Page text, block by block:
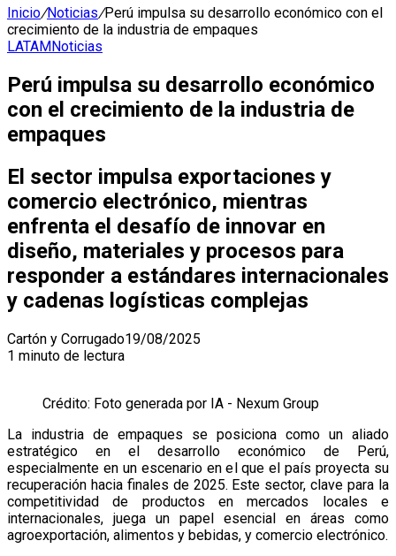
Inicio/Noticias/Perú impulsa su desarrollo económico con el
crecimiento de la industria de empaques
LATAMNoticias
Perú impulsa su desarrollo económico
con el crecimiento de la industria de
empaques
El sector impulsa exportaciones y
comercio electrónico, mientras
enfrenta el desafío de innovar en
diseño, materiales y procesos para
responder a estándares internacionales
y cadenas logísticas complejas
Cartón y Corrugado19/08/2025
1 minuto de lectura
Crédito: Foto generada por IA - Nexum Group
La industria de empaques se posiciona como un aliado
estratégico en el desarrollo económico de Perú,
especialmente en un escenario en el que el país proyecta su
recuperación hacia finales de 2025. Este sector, clave para la
competitividad de productos en mercados locales e
internacionales, juega un papel esencial en áreas como
agroexportación, alimentos y bebidas, y comercio electrónico.